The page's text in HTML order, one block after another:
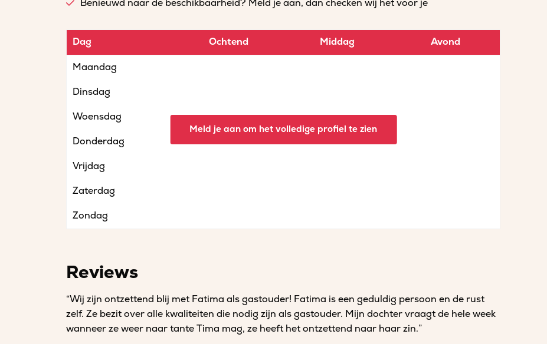
Benieuwd naar de beschikbaarheid? Meld je aan, dan checken wij het voor je
Dag Ochtend Middag Avond
Maandag
Dinsdag
Woensdag
Donderdag
Vrijdag
Zaterdag
Zondag
Meld je aan om het volledige profiel te zien
Reviews
“Wij zijn ontzettend blij met Fatima als gastouder! Fatima is een geduldig persoon en de rust
zelf. Ze bezit over alle kwaliteiten die nodig zijn als gastouder. Mijn dochter vraagt de hele week
wanneer ze weer naar tante Tima mag, ze heeft het ontzettend naar haar zin.”